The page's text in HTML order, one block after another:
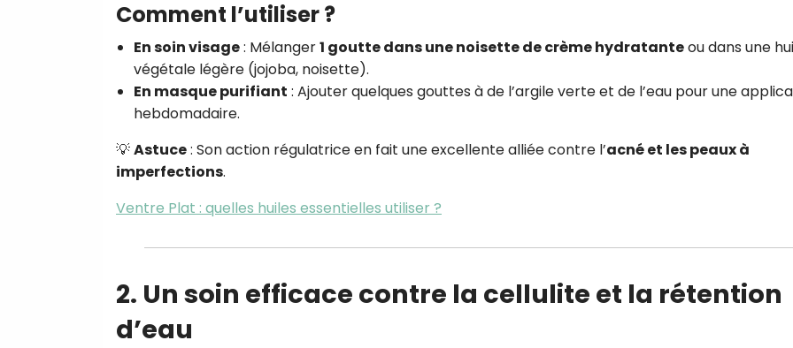
Comment l’utiliser ?
En soin visage: Mélanger1 goutte dans une noisette de crème hydratanteou dans une
végétale légère (jojoba, noisette).
En masque purifiant : Ajouter quelques gouttes à de l’argile verte et de l’eau pour une
hebdomadaire.
💡Astuce: Son action régulatrice en fait une excellente alliée contre l’acné et les peaux à
imperfections.
Ventre Plat : quelles huiles essentielles utiliser ?
2. Un soin efficace contre la cellulite et la rétention
d’eau